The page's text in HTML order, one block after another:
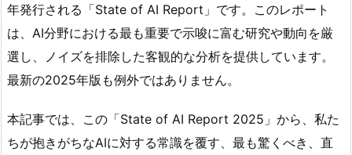
年発行される「State of AI Report」です。このレポート
は、AI分野における最も重要で示唆に富む研究や動向を厳
選し、ノイズを排除した客観的な分析を提供しています。
最新の2025年版も例外ではありません。
本記事では、この「State of AI Report 2025」から、私た
ちが抱きがちなAIに対する常識を覆す、最も驚くべき、直